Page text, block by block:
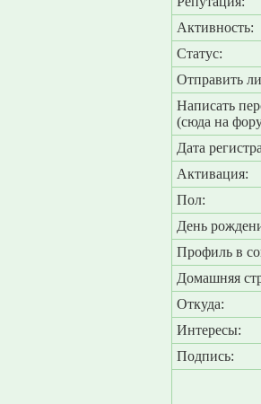
Активность:
Статус:
Отправить
Написать
(сюда на
Дата
Активация:
Пол:
День
Профиль в
Домашняя
Откуда:
Интересы:
Подпись: